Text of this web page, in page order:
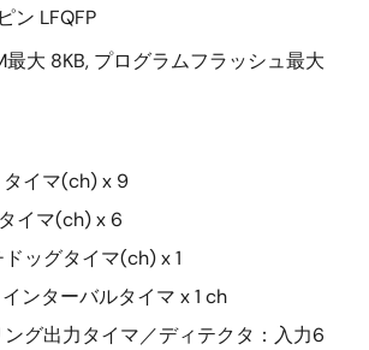
ン LFQFP
最大 8KB, プログラムフラッシュ最大
タイマ(ch) x 9
イマ(ch) x 6
ッグタイマ(ch) x 1
ンターバルタイマ x 1 ch
グ出力タイマ／ディテクタ：入力6